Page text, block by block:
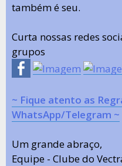
também é seu.
Curta nossas redes
grupos
~ Fique atento as
WhatsApp/Telegram ~
Um grande abraço,
Equipe - Clube do